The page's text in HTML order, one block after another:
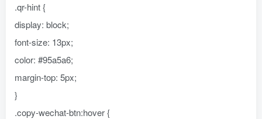
.qr-hint {
display: block;
font-size: 13px;
color: #95a5a6;
margin-top: 5px;
}
.copy-wechat-btn:hover {